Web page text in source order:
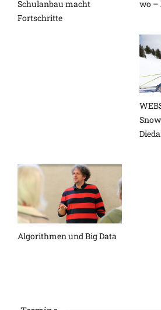
Schulanbau macht
Fortschritte
wo –
Algorithmen und Big Data